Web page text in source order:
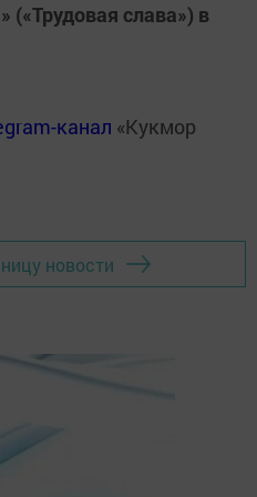
слава») в
канал «Кукмор
новости